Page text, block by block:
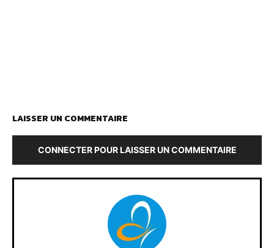
LAISSER UN COMMENTAIRE
CONNECTER POUR LAISSER UN COMMENTAIRE